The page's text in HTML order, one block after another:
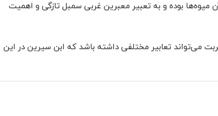
بوده و به تعبیر معبرین غربی سمبل تازگی و اهمیت
می‌تواند تعابیر مختلفی داشته باشد که ابن سیرین در این